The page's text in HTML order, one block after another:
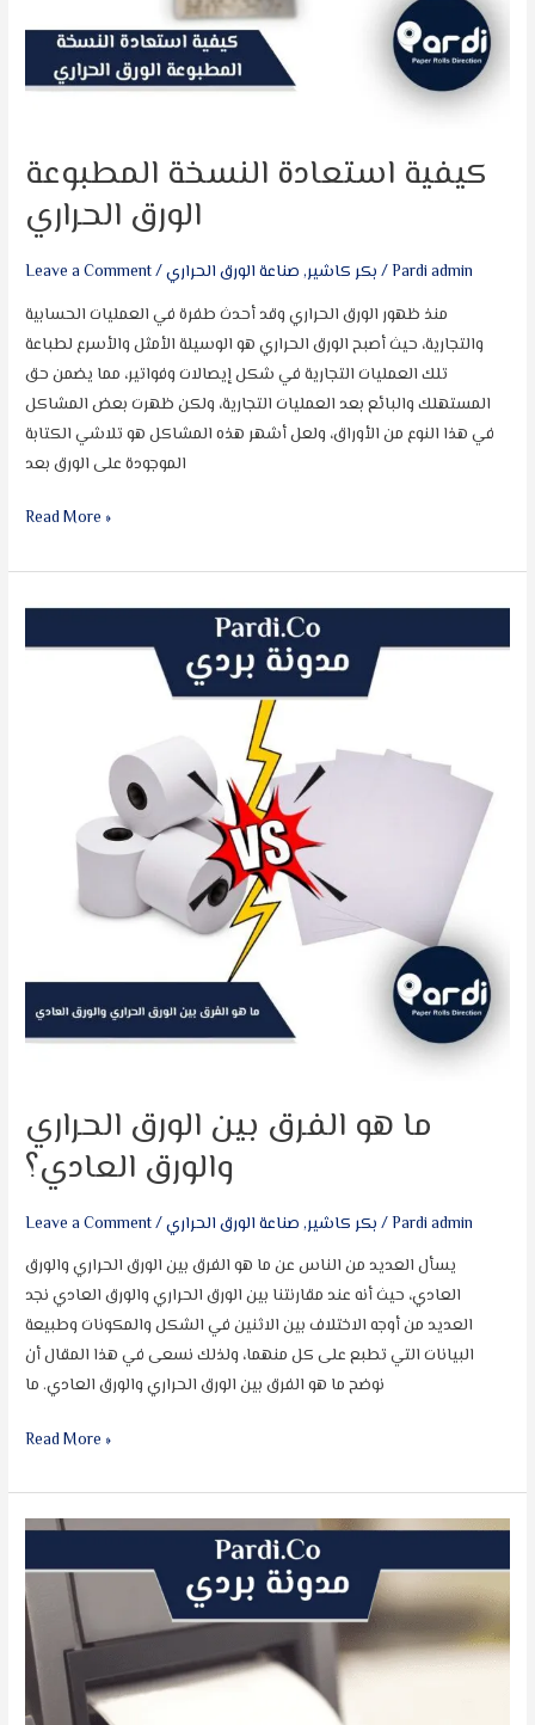
كيفية استعادة النسخة المطبوعة
الورق الحراري
Leave a Comment/ بكر كاشير,صناعة الورق الحراري /Pardi admin
منذ ظهور الورق الحراري وقد أحدث طفرة في العمليات الحسابية
والتجارية، حيث أصبح الورق الحراري هو الوسيلة الأمثل والأسرع لطباعة
تلك العمليات التجارية في شكل إيصالات وفواتير، مما يضمن حق
المستهلك والبائع بعد العمليات التجارية، ولكن ظهرت بعض المشاكل
في هذا النوع من الأوراق، ولعل أشهر هذه المشاكل هو تلاشي الكتابة
الموجودة على الورق بعد
Read More »
ما هو الفرق بين الورق الحراري
والورق العادي؟
Leave a Comment/ بكر كاشير,صناعة الورق الحراري /Pardi admin
يسأل العديد من الناس عن ما هو الفرق بين الورق الحراري والورق
العادي، حيث أنه عند مقارنتنا بين الورق الحراري والورق العادي نجد
العديد من أوجه الاختلاف بين الاثنين في الشكل والمكونات وطبيعة
البيانات التي تطبع على كل منهما، ولذلك نسعى في هذا المقال أن
نوضح ما هو الفرق بين الورق الحراري والورق العادي. ما
ما
Read More »
كيف
ملصقات
الباركود؟